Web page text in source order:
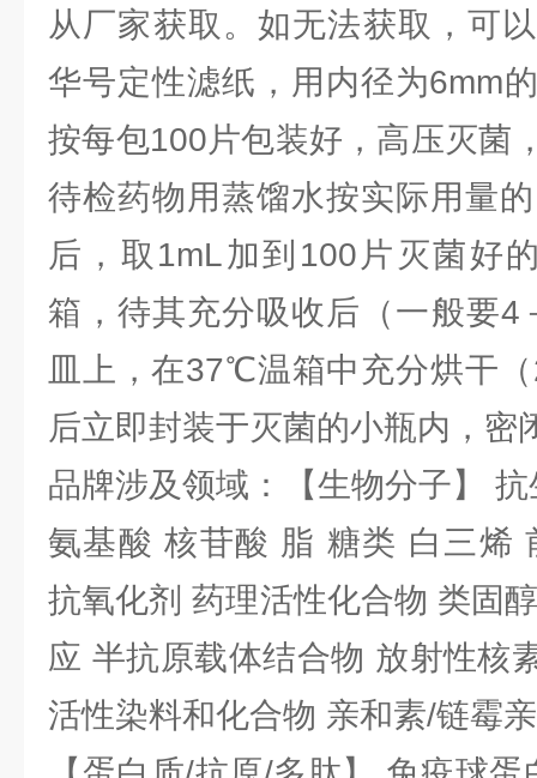
从厂家获取。如无法获取，可
华号定性滤纸，用内径为6mm
按每包100片包装好，高压灭菌
待检药物用蒸馏水按实际用量
后，取1mL加到100片灭菌好
箱，待其充分吸收后（一般要4
皿上，在37℃温箱中充分烘干
后立即封装于灭菌的小瓶内，密
品牌涉及领域：【生物分子】
氨基酸 核苷酸 脂 糖类 白三烯
抗氧化剂 药理活性化合物 类固
应 半抗原载体结合物 放射性核
活性染料和化合物 亲和素/链霉